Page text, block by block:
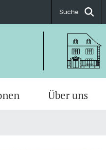
Suche
Über uns